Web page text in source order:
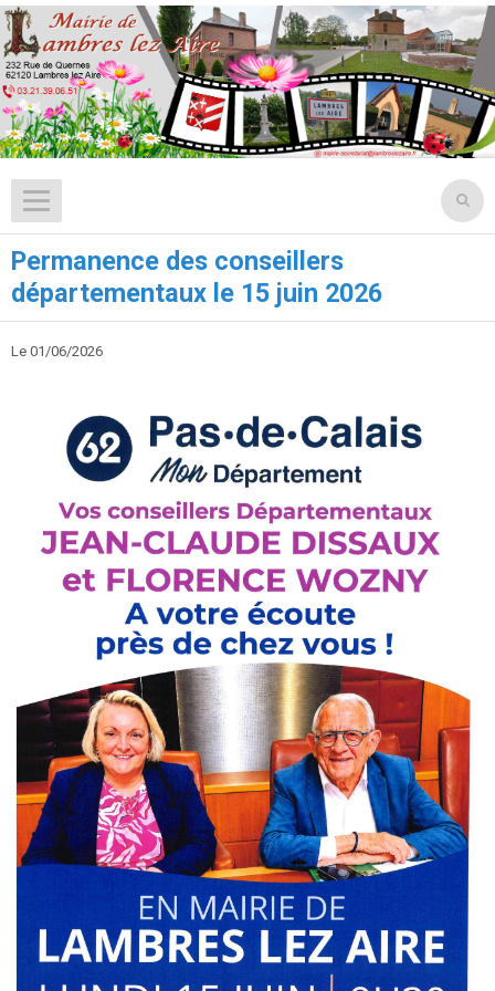
Permanence des conseillers
départementaux le 15 juin 2026
Le 01/06/2026